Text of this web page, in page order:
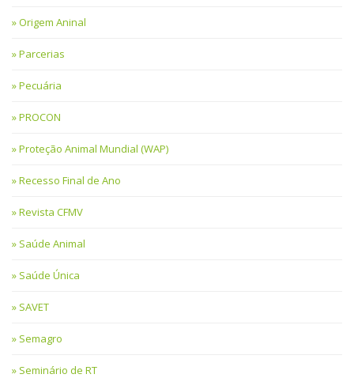
Origem Aninal
Parcerias
Pecuária
PROCON
Proteção Animal Mundial (WAP)
Recesso Final de Ano
Revista CFMV
Saúde Animal
Saúde Única
SAVET
Semagro
Seminário de RT